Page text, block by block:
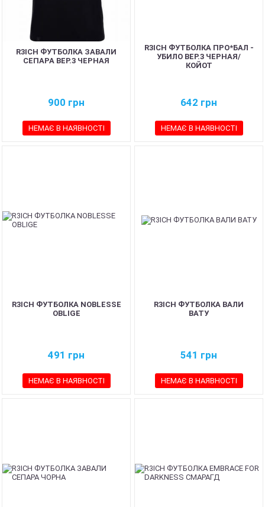
R3ICH ФУТБОЛКА ЗАВАЛИ
СЕПАРА ВЕР.3 ЧЕРНАЯ
900 грн
НЕМАЄ В НАЯВНОСТІ
R3ICH ФУТБОЛКА ПРО*БАЛ -
УБИЛО ВЕР.3 ЧЕРНАЯ/
КОЙОТ
642 грн
НЕМАЄ В НАЯВНОСТІ
R3ICH ФУТБОЛКА NOBLESSE
OBLIGE
491 грн
НЕМАЄ В НАЯВНОСТІ
R3ICH ФУТБОЛКА ВАЛИ
ВАТУ
541 грн
НЕМАЄ В НАЯВНОСТІ